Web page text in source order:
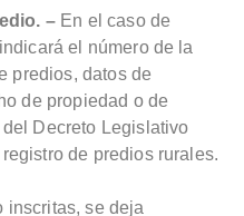
–En el caso de
el número de la
predios, datos de
de propiedad o de
Decreto Legislativo
de predios rurales.
inscritas, se deja